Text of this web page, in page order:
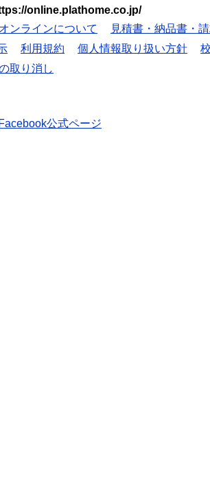
online.plathome.co.jp/
ンラインについて 見積書・納品書・
利用規約 個人情報取り扱い方針
取り消し
Facebook公式ページ